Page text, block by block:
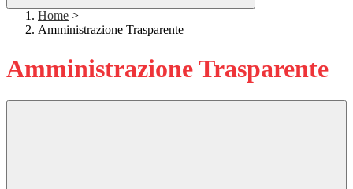
Home >
Amministrazione Trasparente
Amministrazione Trasparente